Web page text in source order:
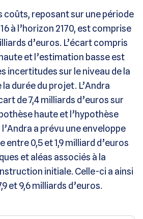
coûts, reposant sur une période
à l’horizon 2170, est comprise
d’euros. L’écart compris
et l’estimation basse est
incertitudes sur le niveau de la
durée du projet. L’Andra
de 7,4 milliards d’euros sur
haute et l’hypothèse
a prévu une enveloppe
entre 0,5 et 1,9 milliard d’euros
et aléas associés à la
initiale. Celle-ci a ainsi
et 9,6 milliards d’euros.